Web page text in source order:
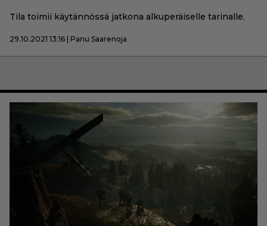
Tila toimii käytännössä jatkona alkuperäiselle tarinalle.
29.10.2021 13:16 | Panu Saarenoja